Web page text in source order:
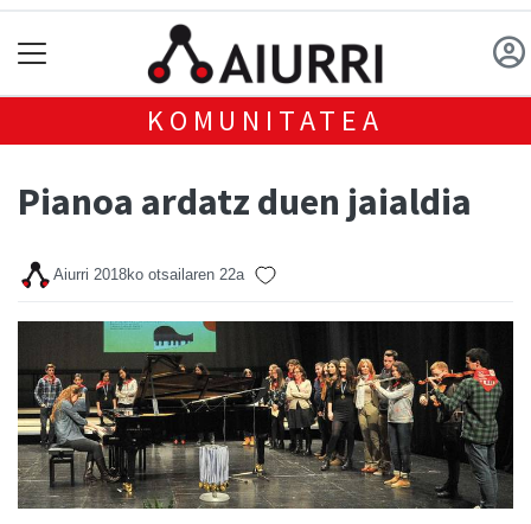
KOMUNITATEA
Pianoa ardatz duen jaialdia
Aiurri 2018ko otsailaren 22a